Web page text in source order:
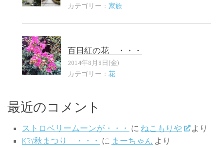
カテゴリー： 家族
百日紅の花 ・・・
2014年8月8日(金)
カテゴリー： 花
最近のコメント
ストロベリームーンが・・・ に ねこもりや
より
KRY秋まつり ・・・ に まーちゃん より